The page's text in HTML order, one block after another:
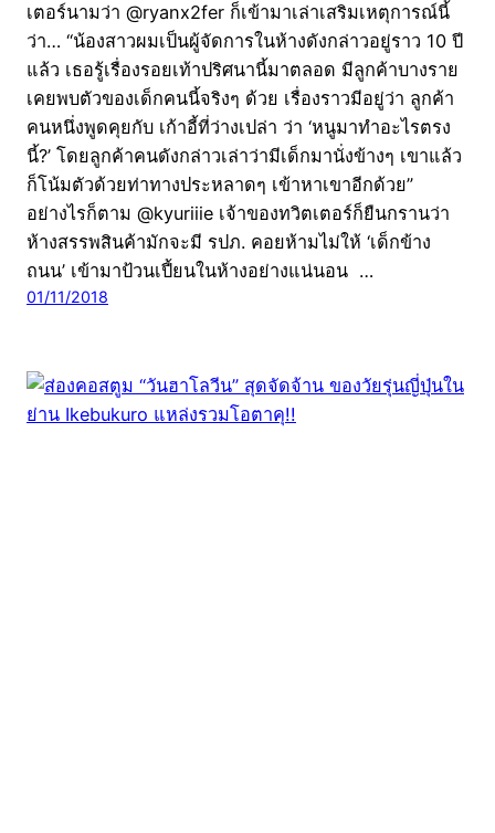
เตอร์นามว่า @ryanx2fer ก็เข้ามาเล่าเสริมเหตุการณ์นี้
ว่า… “น้องสาวผมเป็นผู้จัดการในห้างดังกล่าวอยู่ราว 10 ปี
แล้ว เธอรู้เรื่องรอยเท้าปริศนานี้มาตลอด มีลูกค้าบางราย
เคยพบตัวของเด็กคนนี้จริงๆ ด้วย เรื่องราวมีอยู่ว่า ลูกค้า
คนหนึ่งพูดคุยกับ เก้าอี้ที่ว่างเปล่า ว่า ‘หนูมาทำอะไรตรง
นี้?’ โดยลูกค้าคนดังกล่าวเล่าว่ามีเด็กมานั่งข้างๆ เขาแล้ว
ก็โน้มตัวด้วยท่าทางประหลาดๆ เข้าหาเขาอีกด้วย”
อย่างไรก็ตาม @kyuriiie เจ้าของทวิตเตอร์ก็ยืนกรานว่า
ห้างสรรพสินค้ามักจะมี รปภ. คอยห้ามไม่ให้ ‘เด็กข้าง
ถนน’ เข้ามาป้วนเปี้ยนในห้างอย่างแน่นอน …
01/11/2018